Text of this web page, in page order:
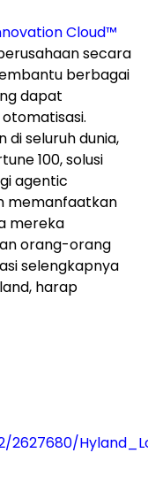
Cloud™
secara
berbagai
dapat
di seluruh dunia,
100, solusi
agentic
memanfaatkan
mereka
orang-orang
selengkapnya
harap